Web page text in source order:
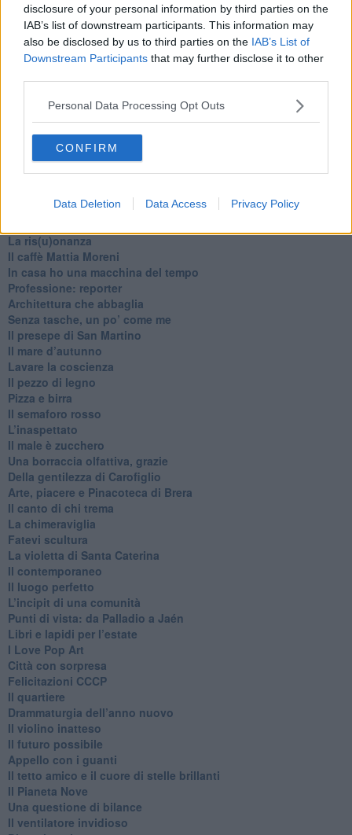
disclosure of your personal information by third parties on the
IAB’s list of downstream participants. This information may
also be disclosed by us to third parties on the IAB’s List of
Downstream Participants that may further disclose it to other
Personal Data Processing Opt Outs
CONFIRM
Data Deletion Data Access Privacy Policy
Ti potrebbe interessare anche:
Articoli dal Blog “Pagine allegre” di Gianni Micheli
​Ricciotti Ensemble: ovunque e per tutti
Ode ai lacci
​La ris(u)onanza
​Il caffè Mattia Moreni
​In casa ho una macchina del tempo
Professione: reporter
Architettura che abbaglia
​Senza tasche, un po’ come me
​Il presepe di San Martino
​Il mare d’autunno
​Lavare la coscienza
​Il pezzo di legno
​Pizza e birra
​Il semaforo rosso
​L’inaspettato
​Il male è zucchero
​Una borraccia olfattiva, grazie
​Della gentilezza di Carofiglio
Arte, piacere e Pinacoteca di Brera
​Il canto di chi trema
La chimeraviglia
​Fatevi scultura
​La violetta di Santa Caterina
​Il contemporaneo
​Il luogo perfetto
​L’incipit di una comunità
Punti di vista: da Palladio a Jaén
​Libri e lapidi per l’estate
​I Love Pop Art
Città con sorpresa
Felicitazioni CCCP
​Il quartiere
​Drammaturgia dell’anno nuovo
​Il violino inatteso
​Il futuro possibile
​Appello con i guanti
​Il tetto amico e il cuore di stelle brillanti
​Il Pianeta Nove
​Una questione di bilance
​Il ventilatore invidioso